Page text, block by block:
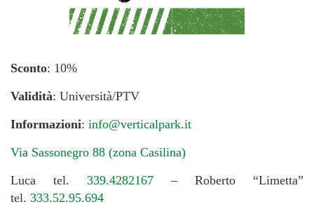
Sconto: 10%
Validità: Università/PTV
Informazioni: info@verticalpark.it
Via Sassonegro 88 (zona Casilina)
Luca tel. 339.4282167 – Roberto “Limetta”
tel. 333.52.95.694